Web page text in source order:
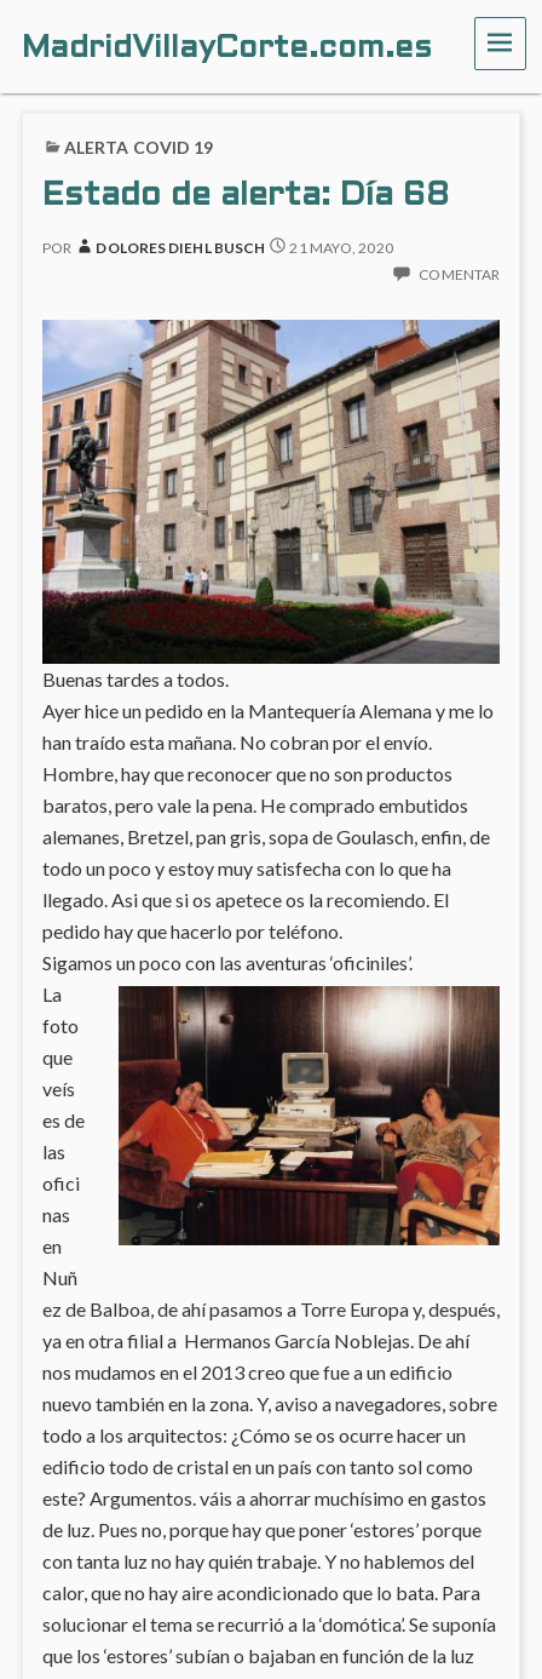
MadridVillayCorte.com.es
ALERTA COVID 19
Estado de alerta: Día 68
POR DOLORES DIEHL BUSCH
21 MAYO, 2020
COMENTAR
Buenas tardes a todos.
Ayer hice un pedido en la Mantequería Alemana y me lo
han traído esta mañana. No cobran por el envío.
Hombre, hay que reconocer que no son productos
baratos, pero vale la pena. He comprado embutidos
alemanes, Bretzel, pan gris, sopa de Goulasch, enfin, de
todo un poco y estoy muy satisfecha con lo que ha
llegado. Asi que si os apetece os la recomiendo. El
pedido hay que hacerlo por teléfono.
Sigamos un poco con las aventuras ‘oficiniles’.
La
foto
que
veís
es de
las
ofici
nas
en
Nuñ
ez de Balboa, de ahí pasamos a Torre Europa y, después,
ya en otra filial a Hermanos García Noblejas. De ahí
nos mudamos en el 2013 creo que fue a un edificio
nuevo también en la zona. Y, aviso a navegadores, sobre
todo a los arquitectos: ¿Cómo se os ocurre hacer un
edificio todo de cristal en un país con tanto sol como
este? Argumentos. váis a ahorrar muchísimo en gastos
de luz. Pues no, porque hay que poner ‘estores’ porque
con tanta luz no hay quién trabaje. Y no hablemos del
calor, que no hay aire acondicionado que lo bata. Para
solucionar el tema se recurrió a la ‘domótica’. Se suponía
que los ‘estores’ subían o bajaban en función de la luz